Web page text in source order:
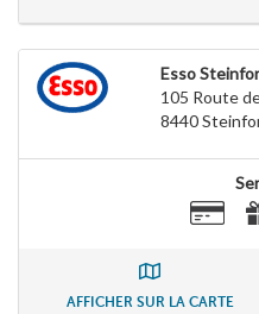
Esso
105 Route
8440
AFFICHER SUR LA CARTE